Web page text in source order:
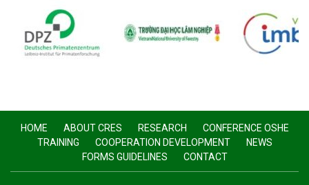
HOME ABOUT CRES RESEARCH
CONFERENCE OSHE
TRAINING
COOPERATION DEVELOPMENT
NEWS
FORMS GUIDELINES
CONTACT